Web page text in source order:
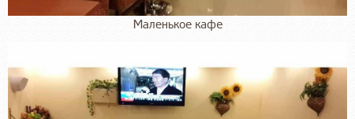
Маленькое кафе